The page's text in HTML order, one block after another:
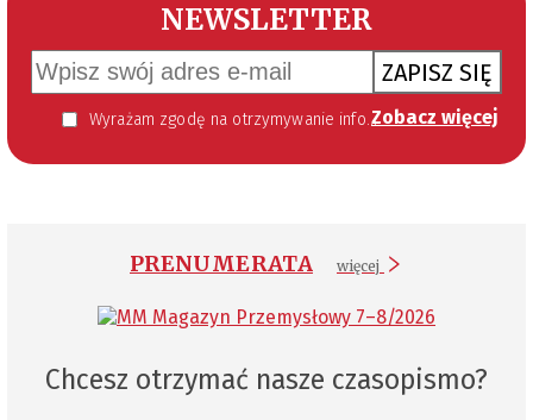
NEWSLETTER
ZAPISZ SIĘ
Wyrażam zgodę na otrzymywanie informacji handlowej kierowanej do mnie za pomocą środków komunikacji elektronicznej w szczególności poczty elektronicznej zgodnie z przepisem art. 10 ust 2 ustawy z dnia 18 lipca 2002 roku o świadczeniu usług drogą elektroniczną (Dz. U. 144 z 2002 r. poz. 1204). Zgoda jest dobrowolna, jednak jej wyrażenie jest konieczne, aby otrzymywać newsletter. Zobacz więcej
PRENUMERATA więcej
Chcesz otrzymać nasze czasopismo?